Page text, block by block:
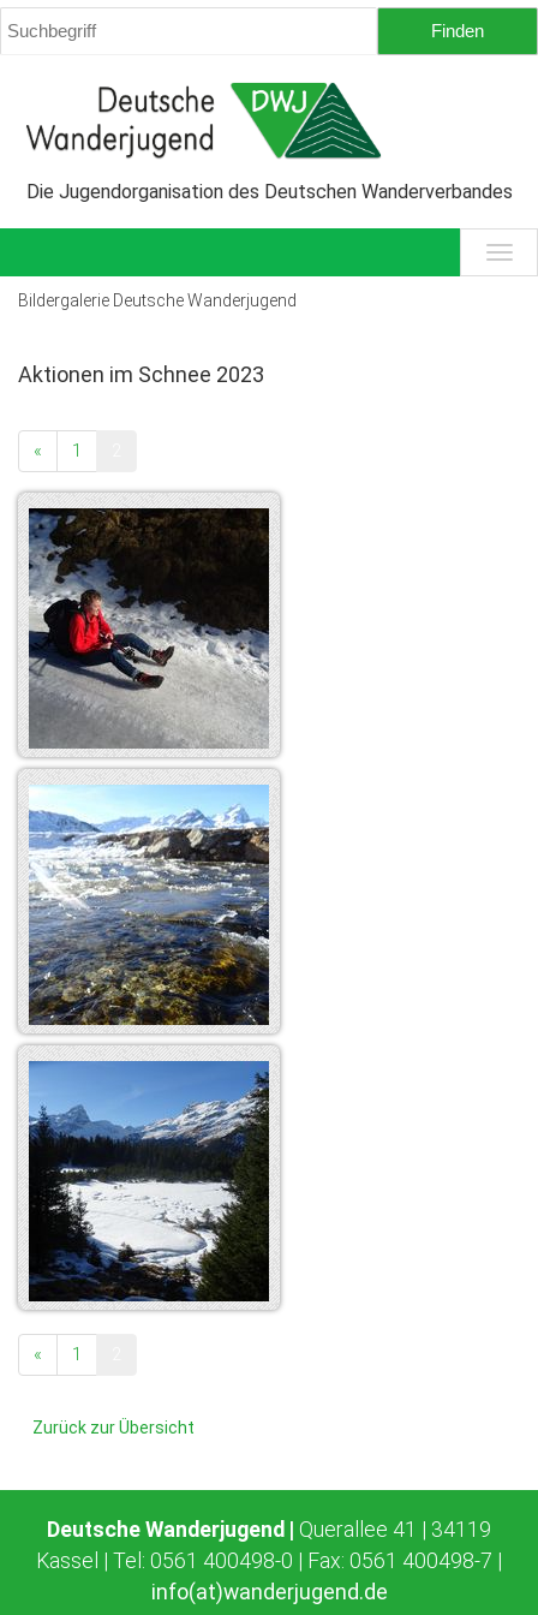
Die Jugendorganisation des Deutschen Wanderverbandes
Bildergalerie Deutsche Wanderjugend
Aktionen im Schnee 2023
« 1
« 1
Zurück zur Übersicht
Deutsche Wanderjugend | Querallee 41 | 34119
Kassel | Tel: 0561 400498-0 | Fax: 0561 400498-7 |
info(at)wanderjugend.de